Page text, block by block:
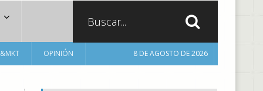
OPINIÓN 8 DE AGOSTO DE 2026